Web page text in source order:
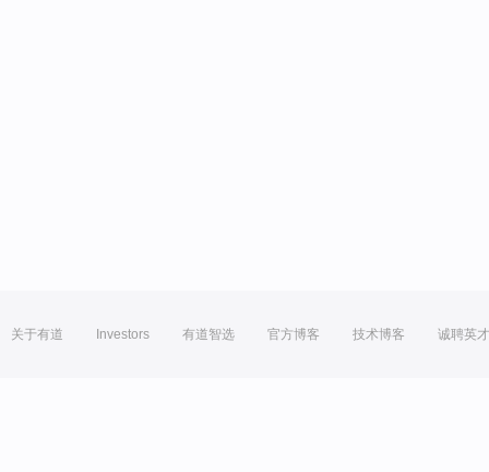
关于有道 Investors 有道智选 官方博客 技术博客 诚聘英才